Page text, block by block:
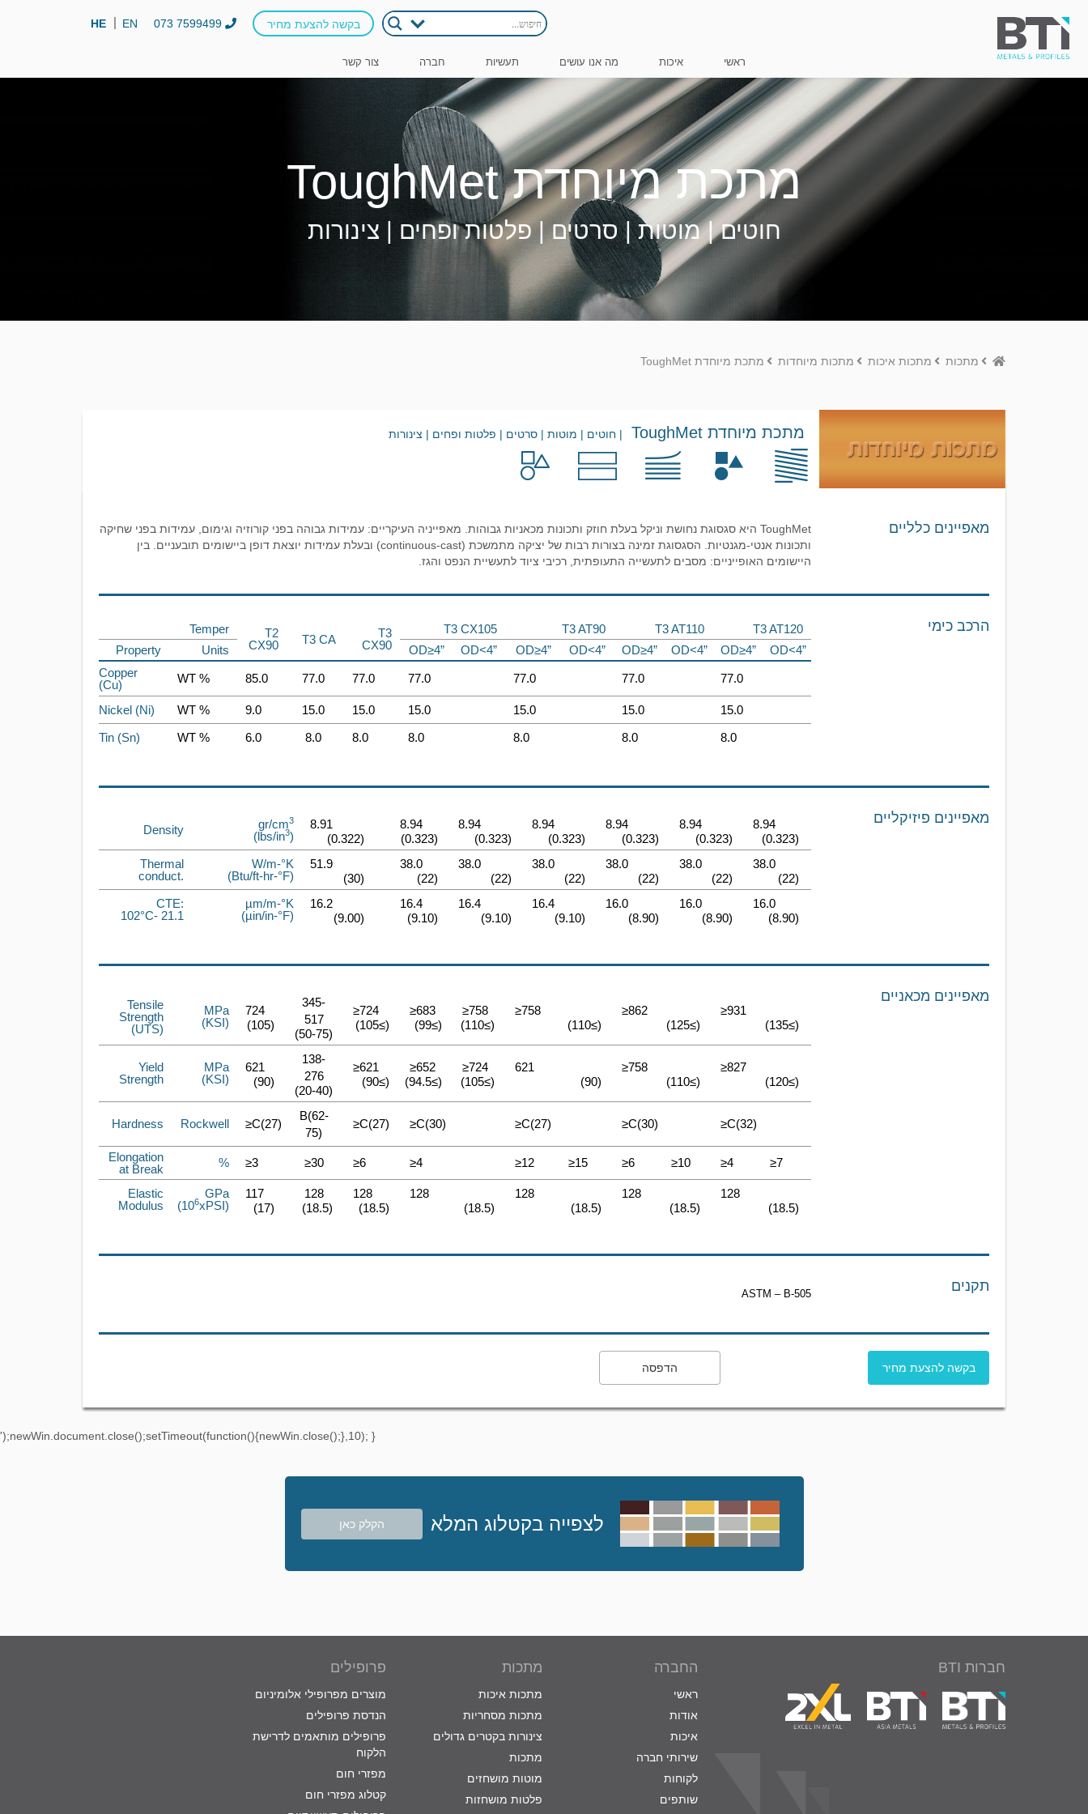
בקשה להצעת מחיר 073 7599499
EN
HE
צור קשר חברה תעשיות מה אנו עושים איכות ראשי
מתכת מיוחדת ToughMet
חוטים | מוטות | סרטים | פלטות ופחים | צינורות
Homeמתכות מתכות איכות מתכות מיוחדות מתכת מיוחדת ToughMet
מתכת מיוחדת ToughMet | חוטים | מוטות | סרטים | פלטות ופחים | צינורות
ToughMet היא סגסוגת נחושת וניקל בעלת חוזק ותכונות מכאניות גבוהות. מאפייניה העיקריים: עמידות גבוהה בפני קורוזיה וגימום, עמידות בפני שחיקה
ותכונות אנטי-מגנטיות. הסגסוגת זמינה בצורות רבות של יציקה מתמשכת (continuous-cast) ובעלת עמידות יוצאת דופן ביישומים תובעניים. בין
היישומים האופייניים: מסבים לתעשייה התעופתית, רכיבי ציוד לתעשיית הנפט והגז.
מאפיינים כלליים
Temper
T2
CX90
T3 CA
T3
CX90
T3 CX105 T3 AT90 T3 AT110
T3 AT120
Property
Units OD≥4” OD<4” OD≥4” OD<4” OD≥4” OD<4” OD≥4”
OD<4”
Copper
(Cu)
WT % 85.0 77.0 77.0 77.0 77.0 77.0 77.0
Nickel (Ni) WT % 9.0 15.0 15.0 15.0 15.0 15.0
15.0
Tin (Sn)
WT % 6.0 8.0 8.0 8.0 8.0 8.0 8.0
הרכב כימי
Density gr/cm3
(lbs/in
3
)
8.91
(0.322)
8.94
(0.323)
8.94
(0.323)
8.94
(0.323)
8.94
(0.323)
8.94
(0.323)
8.94
(0.323)
Thermal
conduct.
W/m-°K
(Btu/ft-hr-°F)
51.9
(30)
38.0
(22)
38.0
(22)
38.0
(22)
38.0
(22)
38.0
(22)
38.0
(22)
CTE:
21.1 -102°C
µm/m-°K
(µin/in-°F)
16.2
(9.00)
16.4
(9.10)
16.4
(9.10)
16.4
(9.10)
16.0
(8.90)
16.0
(8.90)
16.0
(8.90)
מאפיינים פיזיקליים
Tensile
Strength
(UTS)
MPa
(KSI)
724
(105)
345-
517
(50-75)
≥724
(≥105)
≥683
(≥99)
≥758
(≥110)
≥758
(≥110)
≥862
(≥125)
≥931
(≥135)
Yield
Strength
MPa
(KSI)
621
(90)
138-
276
(20-40)
≥621
(≥90)
≥652
(≥94.5)
≥724
(≥105)
621
(90)
≥758
(≥110)
≥827
(≥120)
Hardness Rockwell ≥C(27)
B(62-
75)
≥C(27) ≥C(30) ≥C(27) ≥C(30) ≥C(32)
Elongation
at Break
% ≥3 ≥30 ≥6 ≥4 ≥12 ≥15 ≥6 ≥10 ≥4 ≥7
Elastic
Modulus
GPa
(10
6xPSI)
117
(17)
128
(18.5)
128
(18.5)
128
(18.5)
128
(18.5)
128
(18.5)
128
(18.5)
מאפיינים מכאניים
ASTM – B-505 תקנים
בקשה להצעת מחיר הדפסה
');newWin.document.close();setTimeout(function(){newWin.close();},10); }
לצפייה בקטלוג המלא הקלק כאן
החברה
ראשי
אודות
איכות
שירותי חברה
לקוחות
שותפים
מתכות
מתכות איכות
מתכות מסחריות
צינורות בקטרים גדולים
מתכות
מוטות מושחזים
פלטות מושחזות
פרופילים
מוצרים מפרופילי אלומיניום
הנדסת פרופילים
פרופילים מותאמים לדרישת
הלקוח
מפזרי חום
קטלוג מפזרי חום
חברות BTI